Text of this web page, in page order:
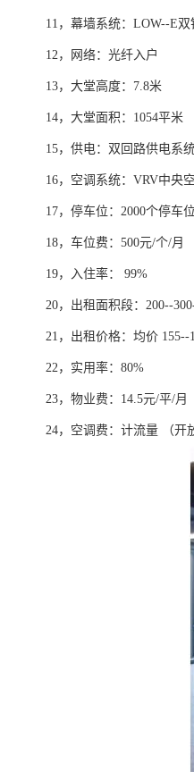
11，幕墙系统：LOW--E
12，网络：光纤入户
13，大堂高度：7.8米
14，大堂面积：1054平米
15，供电：双回路供电系
16，空调系统：VRV中央
17，停车位：2000个停车
18，车位费：500元/个/月
19，入住率： 99%
20，出租面积段：200--
21，出租价格：均价 155--
22，实用率：80%
23，物业费：14.5元/平/月
24，空调费：计流量 （开